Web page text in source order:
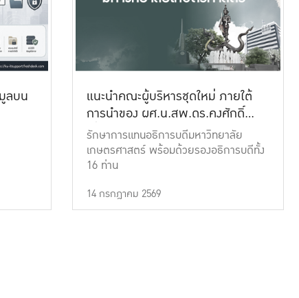
ลบน
แนะนำคณะผู้บริหารชุดใหม่ ภายใต้
การนำของ ผศ.น.สพ.ดร.คงศักดิ์
เที่ยงธรรม
รักษาการแทนอธิการบดีมหาวิทยาลัย
เกษตรศาสตร์ พร้อมด้วยรองอธิการบดีทั้ง
16 ท่าน
14 กรกฎาคม 2569